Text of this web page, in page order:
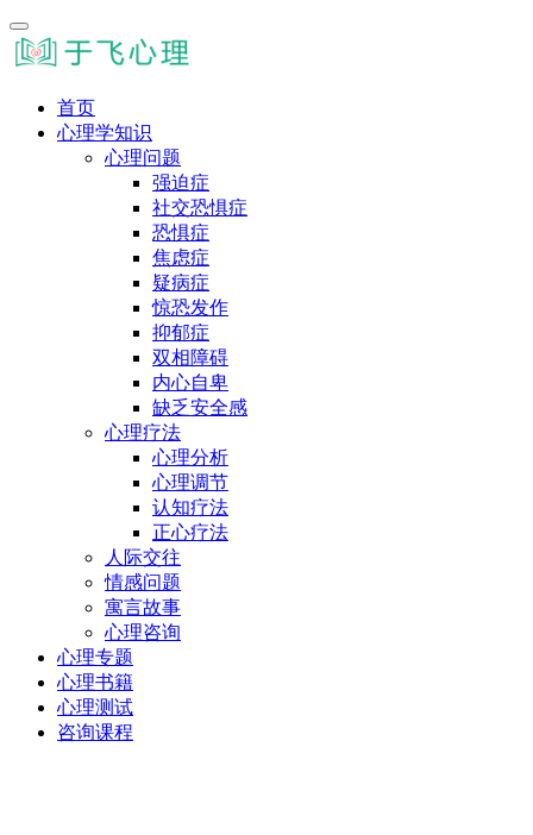
首页
心理学知识
心理问题
强迫症
社交恐惧症
恐惧症
焦虑症
疑病症
惊恐发作
抑郁症
双相障碍
内心自卑
缺乏安全感
心理疗法
心理分析
心理调节
认知疗法
正心疗法
人际交往
情感问题
寓言故事
心理咨询
心理专题
心理书籍
心理测试
咨询课程